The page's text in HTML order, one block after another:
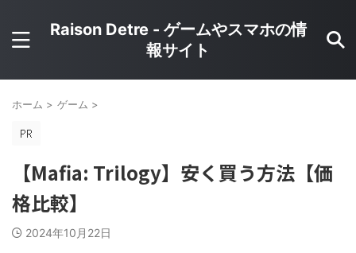
Raison Detre - ゲームやスマホの情
報サイト
ホーム > ゲーム >
【Mafia: Trilogy】安く買う方法【価
格比較】
2024年10月22日